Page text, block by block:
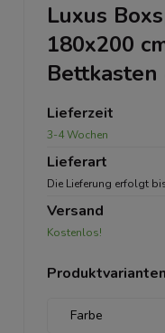
Luxus
180x200
Bettkasten
Lieferzeit
3-4 Wochen
Lieferart
Die Lieferung erfolgt
Versand
Kostenlos!